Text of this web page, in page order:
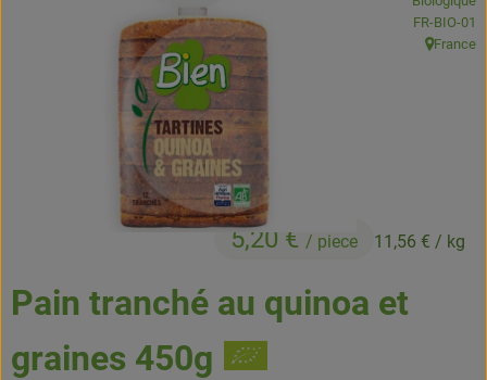
Accessoires et divers
Cosmétique et hygiène
Pain tranché au quinoa et
graines 450g
5,20 € / piece 11,56 € / kg
, Autorité
FR-BIO-01
, Origine:
France